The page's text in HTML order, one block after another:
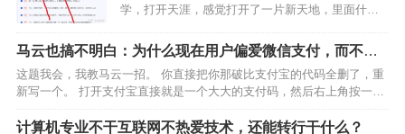
学，打开天涯，感觉打开了一片新天地，里面什么
可惜后面关了很多年前，天涯社区曾出现了不少深
受欢迎的帖子，成功地预言了许多形势和事件。这
些帖子因此被冠以“天…
马云也搞不明白：为什么现在用户偏爱微信支付，而不是
支付宝？
这题我会，我教马云一招。 你直接把你那破比支付宝的代码全删了，重
新写一个。 打开支付宝直接就是一个大大的支付码，然后右上角按一下
就是扫一扫。你要是还想保留你的其他那些乱七八糟的功能，麻烦将他
们全部做到下拉菜单里。你这么设计我不说你能干死微信…
计算机专业不干互联网不热爱技术，还能转行干什么？